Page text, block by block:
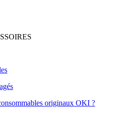
originaux OKI ?